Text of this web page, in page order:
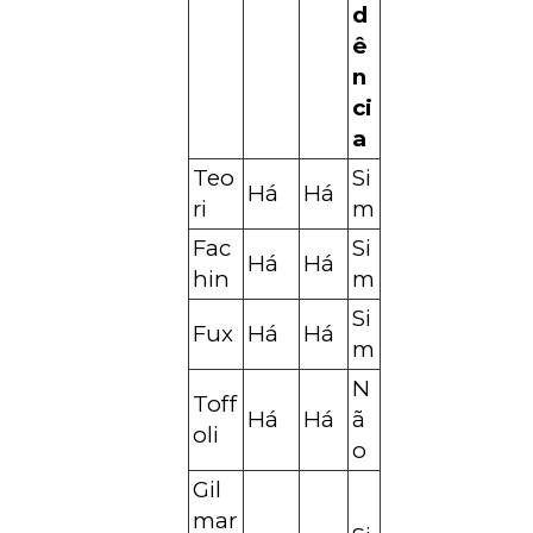
d
ê
n
ci
a
Teo
ri
Há Há
Si
m
Fac
hin
Há Há
Si
m
Fux Há Há
Si
m
Toff
oli
Há Há
N
ã
o
Gil
mar